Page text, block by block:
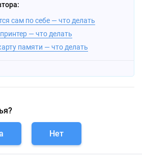
сам по себе — что делать
— что делать
памяти — что делать
Нет